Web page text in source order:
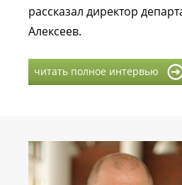
рассказал директор
Алексеев.
читать полное интервью